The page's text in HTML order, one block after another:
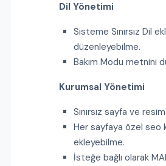
Dil Yönetimi
Sisteme Sınırsız Dil
düzenleyebilme.
Bakım Modu metnini
Kurumsal Yönetimi
Sınırsız sayfa ve
Her sayfaya özel seo
ekleyebilme.
İsteğe bağlı olarak